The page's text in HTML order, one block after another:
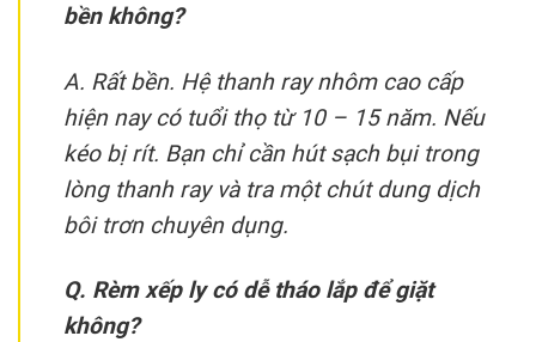
bền không?
A. Rất bền. Hệ thanh ray nhôm cao cấp
hiện nay có tuổi thọ từ 10 – 15 năm. Nếu
kéo bị rít. Bạn chỉ cần hút sạch bụi trong
lòng thanh ray và tra một chút dung dịch
bôi trơn chuyên dụng.
Q. Rèm xếp ly có dễ tháo lắp để giặt
không?